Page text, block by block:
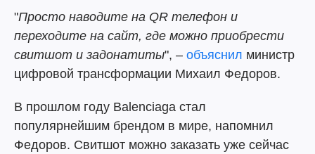
"Просто наводите на QR телефон и
переходите на сайт, где можно приобрести
свитшот и задонатиты", – объяснил министр
цифровой трансформации Михаил Федоров.
В прошлом году Balenciaga стал
популярнейшим брендом в мире, напомнил
Федоров. Свитшот можно заказать уже сейчас